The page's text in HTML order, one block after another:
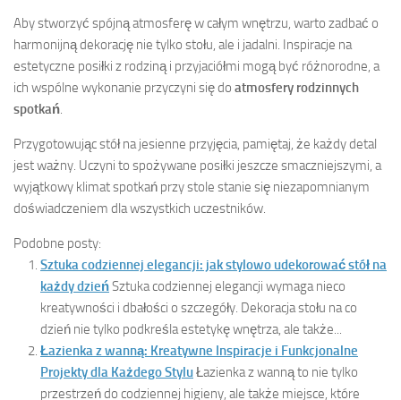
Aby stworzyć spójną atmosferę w całym wnętrzu, warto zadbać o
harmonijną dekorację nie tylko stołu, ale i jadalni. Inspiracje na
estetyczne posiłki z rodziną i przyjaciółmi mogą być różnorodne, a
ich wspólne wykonanie przyczyni się do atmosfery rodzinnych
spotkań.
Przygotowując stół na jesienne przyjęcia, pamiętaj, że każdy detal
jest ważny. Uczyni to spożywane posiłki jeszcze smaczniejszymi, a
wyjątkowy klimat spotkań przy stole stanie się niezapomnianym
doświadczeniem dla wszystkich uczestników.
Podobne posty:
Sztuka codziennej elegancji: jak stylowo udekorować stół na
każdy dzieńSztuka codziennej elegancji wymaga nieco
kreatywności i dbałości o szczegóły. Dekoracja stołu na co
dzień nie tylko podkreśla estetykę wnętrza, ale także...
Łazienka z wanną: Kreatywne Inspiracje i Funkcjonalne
Projekty dla Każdego StyluŁazienka z wanną to nie tylko
przestrzeń do codziennej higieny, ale także miejsce, które